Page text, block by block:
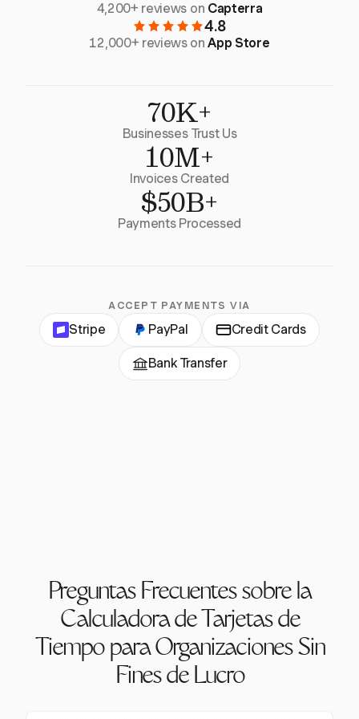
4,200+ reviews on Capterra
4.8
12,000+ reviews onApp Store
70K+
Businesses Trust Us
10M+
Invoices Created
$50B+
Payments Processed
ACCEPT PAYMENTS VIA
Stripe PayPal Credit Cards
Bank Transfer
Preguntas Frecuentes sobre la
Calculadora de Tarjetas de
Tiempo para Organizaciones Sin
Fines de Lucro